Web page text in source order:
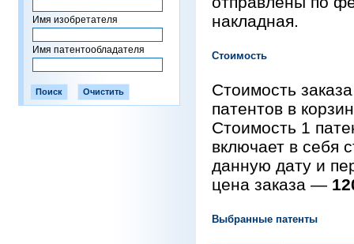
Имя изобретателя
Имя патентообладателя
накладная.
Стоимость
Стоимость
патентов в
Стоимость 1
включает в себя
данную дату и
цена заказа —
Выбранные патенты